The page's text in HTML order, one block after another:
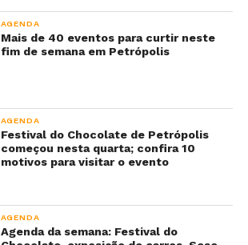
AGENDA
Mais de 40 eventos para curtir neste
fim de semana em Petrópolis
AGENDA
Festival do Chocolate de Petrópolis
começou nesta quarta; confira 10
motivos para visitar o evento
AGENDA
Agenda da semana: Festival do